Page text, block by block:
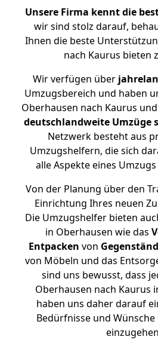
Unsere Firma kennt die
wir sind stolz darauf,
Ihnen die beste
nach Kaurus bieten
Wir verfügen über
Umzugsbereich und haben
Oberhausen nach Kaurus
deutschlandweite Umzüge
Netzwerk besteht aus
Umzugshelfern, die sich
alle Aspekte eines
Von der Planung über den
Einrichtung Ihres neuen
Die Umzugshelfer bieten
in Oberhausen wie das
Entpacken von
von Möbeln und das
sind uns bewusst, dass
Oberhausen nach Kaurus
haben uns daher darauf
Bedürfnisse und